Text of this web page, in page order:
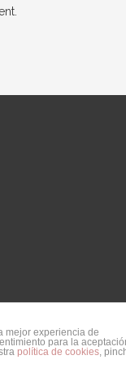
de Bodas
mejor experiencia de
para la
política de cookies,